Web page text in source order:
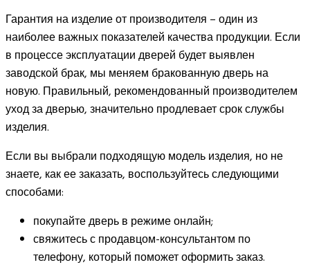
Гарантия на изделие от производителя – один из
наиболее важных показателей качества продукции. Если
в процессе эксплуатации дверей будет выявлен
заводской брак, мы меняем бракованную дверь на
новую. Правильный, рекомендованный производителем
уход за дверью, значительно продлевает срок службы
изделия.
Если вы выбрали подходящую модель изделия, но не
знаете, как ее заказать, воспользуйтесь следующими
способами:
покупайте дверь в режиме онлайн;
свяжитесь с продавцом-консультантом по
телефону, который поможет оформить заказ.